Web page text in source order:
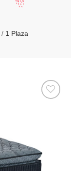
/ 1 Plaza